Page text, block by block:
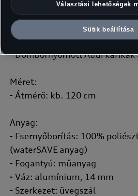
Márkajelzés:
- Fényvisszaverő Audi karikák
és a zárópánton
- Dombornyomott Audi karikák
Méret:
- Átmérő: kb. 120 cm
Anyag:
- Esernyőborítás: 100%
(waterSAVE anyag)
- Fogantyú: műanyag
- Váz: alumínium, 14 mm
- Szerkezet: üvegszál
Választási lehetőségek
Sütik beállítása